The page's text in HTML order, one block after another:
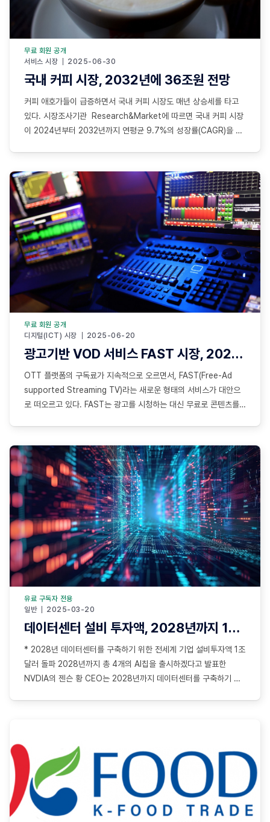
서비스 시장 2025-06-30
무료 회원 공개
국내 커피 시장, 2032년에 36조원 전망
커피 애호가들이 급증하면서 국내 커피 시장도 매년 상승세를 타고
있다. 시장조사기관 Research&Market에 따르면 국내 커피 시장
이 2024년부터 2032년까지 연평균 9.7%의 성장률(CAGR)을 기
산업이 이러한 성장의
디지털(ICT) 시장 2025-06-20
무료 회원 공개
광고기반 VOD 서비스 FAST 시장, 2027년에 120억달러 전망
OTT 플랫폼의 구독료가 지속적으로 오르면서, FAST(Free-Ad
supported Streaming TV)라는 새로운 형태의 서비스가 대안으
로 떠오르고 있다. FAST는 광고를 시청하는 대신 무료로 콘텐츠를
OTT의 광고요금제와 유사해 보이지만, FAST는 별도의 이용료가
전혀 없다는 점에서
일반 2025-03-20
유료 구독자 전용
데이터센터 설비 투자액, 2028년까지 1조달러 돌파
* 2028년 데이터센터를 구축하기 위한 전세계 기업 설비투자액 1조
달러 돌파 2028년까지 총 4개의 AI칩을 출시하겠다고 발표한
NVDIA의 젠슨 황 CEO는 2028년까지 데이터센터를 구축하기 위